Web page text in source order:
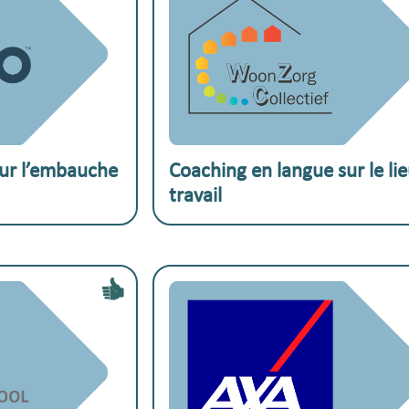
l’embauche Exemple pratique :
Coaching en langue sur le
travail